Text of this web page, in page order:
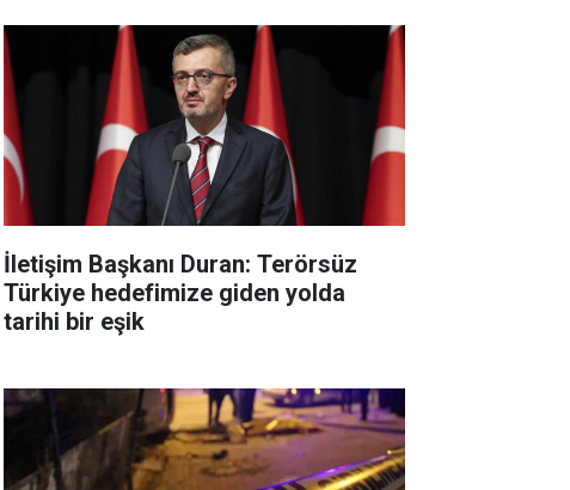
İletişim Başkanı Duran: Terörsüz
Türkiye hedefimize giden yolda
tarihi bir eşik